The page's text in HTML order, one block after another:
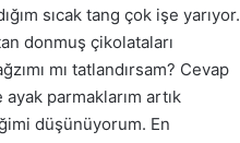
sıcak tang çok işe yarıyor.
donmuş çikolataları
mı tatlandırsam? Cevap
parmaklarım artık
düşünüyorum. En